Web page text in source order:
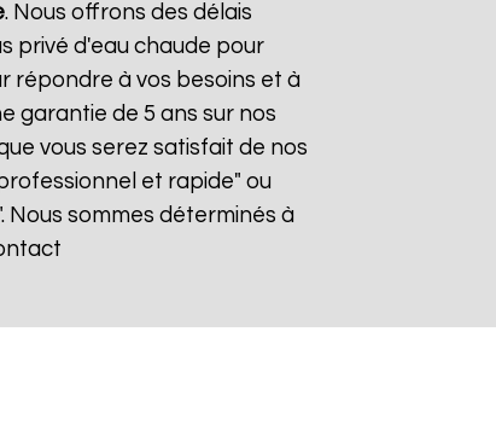
. Nous offrons des délais
privé d'eau chaude pour
répondre à vos besoins et à
garantie de 5 ans sur nos
vous serez satisfait de nos
et rapide" ou
Nous sommes déterminés à